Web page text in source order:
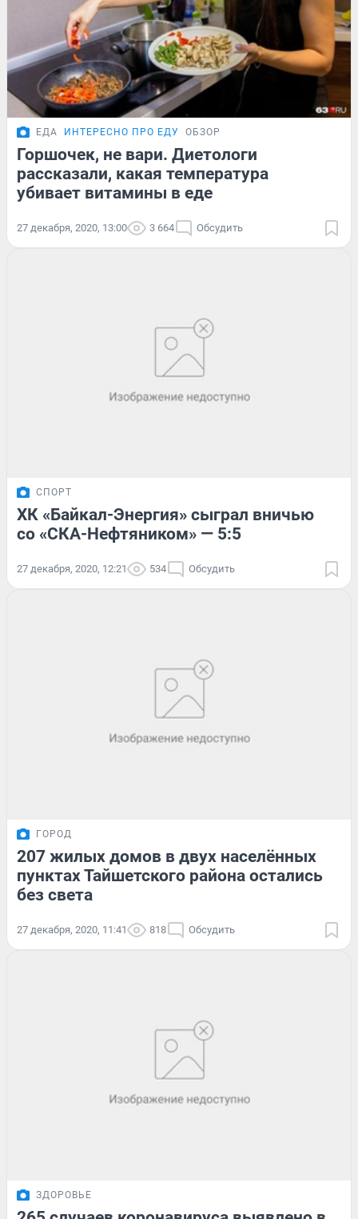
ЕДА ИНТЕРЕСНО ПРО ЕДУ ОБЗОР
Горшочек, не вари. Диетологи
рассказали, какая температура
убивает витамины в еде
27 декабря, 2020, 13:00 3 664 Обсудить
СПОРТ
ХК «Байкал-Энергия» сыграл вничью
со «СКА-Нефтяником» — 5:5
27 декабря, 2020, 12:21 534 Обсудить
ГОРОД
207 жилых домов в двух населённых
пунктах Тайшетского района остались
без света
27 декабря, 2020, 11:41 818 Обсудить
ЗДОРОВЬЕ